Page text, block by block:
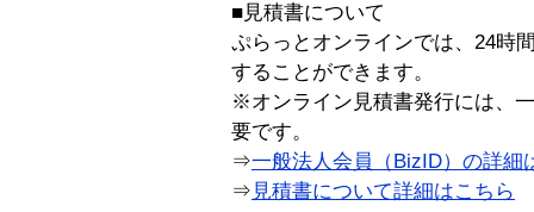
■見積書について
ぷらっとオンラインでは、24時
することができます。
※オンライン見積書発行には、
要です。
⇒一般法人会員（BizID）の詳細
⇒ 見積書について詳細はこちら